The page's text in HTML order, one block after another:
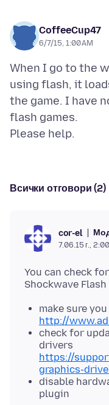
CoffeeCup47
6/7/15, 1:00 AM
When I go to the
using flash, it
the game. I have
flash games.
Всички отговори (2)
cor-el
7.06.15 г., 2:00
You can check
make sure
http://
check for
drivers
https://
graphics-
disable
plugin